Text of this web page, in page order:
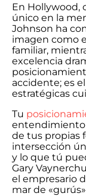
En Hollywood,
único en la
Johnson ha
imagen como
familiar,
excelencia
accidente; es
estratégicas
Tu
de tus propias
intersección
y lo que tú
Gary
el empresario
mar de